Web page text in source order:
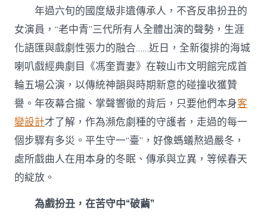
計
臺
喇
叭
戲
復
排
背
后
的
苦
守
與
立
年過六旬的國度級非遺傳承人，不吝反串扮丑的
女演員，“老中青”三代所有人全體出演的聲勢，生涯
化語匯與戲劇性張力的融合……近日，全新復排的海城
喇叭戲經典劇目《馮奎賣妻》在鞍山市文明館完成首
輪五場公演，以傳統神韻與時期新意的碰撞收獲贊
譽。年夜幕合攏、掌聲響徹的背后，只要他們本身客
變設計才了解，作為瀕危劇種的守護者，走過的每一
個步驟有多災。平生守一“臺”，好像螞蟻熬過嚴冬，
處所戲曲人在用本身的冬眠、傳承與立異，等候春天
的綻放。
為戲扮丑，在苦守中“破繭”